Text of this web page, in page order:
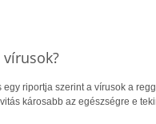
vírusok?
egy riportja szerint a vírusok a
károsabb az egészségre e